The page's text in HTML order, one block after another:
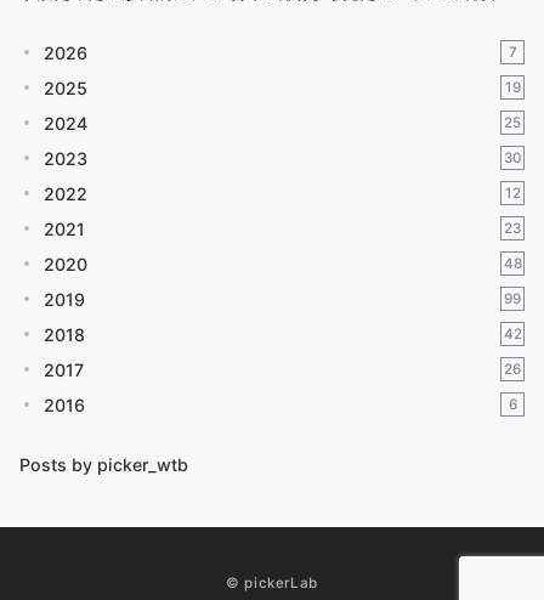
2026 7
2025 19
2024 25
2023 30
2022 12
2021 23
2020 48
2019 99
2018 42
2017 26
2016 6
Posts by picker_wtb
© pickerLab